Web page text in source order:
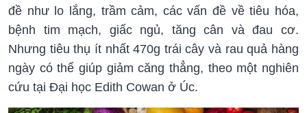
đề như lo lắng, trầm cảm, các vấn đề về tiêu hóa,
bệnh tim mạch, giấc ngủ, tăng cân và đau cơ.
Nhưng tiêu thụ ít nhất 470g trái cây và rau quả hàng
ngày có thể giúp giảm căng thẳng, theo một nghiên
cứu tại Đại học Edith Cowan ở Úc.